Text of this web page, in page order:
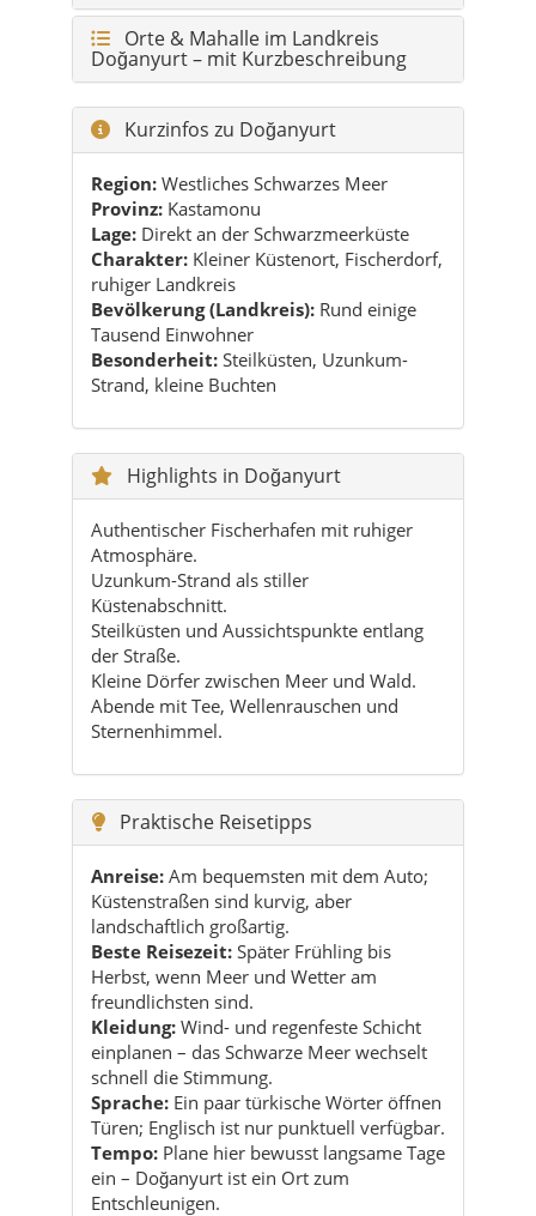
Orte & Mahalle im Landkreis
Doğanyurt – mit Kurzbeschreibung
Kurzinfos zu Doğanyurt
Region: Westliches Schwarzes Meer
Provinz: Kastamonu
Lage: Direkt an der Schwarzmeerküste
Charakter: Kleiner Küstenort, Fischerdorf,
ruhiger Landkreis
Bevölkerung (Landkreis): Rund einige
Tausend Einwohner
Besonderheit: Steilküsten, Uzunkum-
Strand, kleine Buchten
Highlights in Doğanyurt
Authentischer Fischerhafen mit ruhiger
Atmosphäre.
Uzunkum-Strand als stiller
Küstenabschnitt.
Steilküsten und Aussichtspunkte entlang
der Straße.
Kleine Dörfer zwischen Meer und Wald.
Abende mit Tee, Wellenrauschen und
Sternenhimmel.
Praktische Reisetipps
Anreise: Am bequemsten mit dem Auto;
Küstenstraßen sind kurvig, aber
landschaftlich großartig.
Beste Reisezeit: Später Frühling bis
Herbst, wenn Meer und Wetter am
freundlichsten sind.
Kleidung: Wind- und regenfeste Schicht
einplanen – das Schwarze Meer wechselt
schnell die Stimmung.
Sprache: Ein paar türkische Wörter öffnen
Türen; Englisch ist nur punktuell verfügbar.
Tempo: Plane hier bewusst langsame Tage
ein – Doğanyurt ist ein Ort zum
Entschleunigen.